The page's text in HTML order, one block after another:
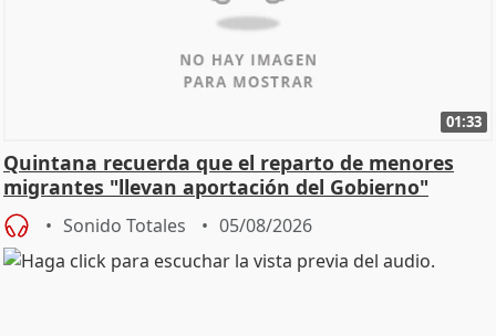
01:33
Quintana recuerda que el reparto de menores
migrantes "llevan aportación del Gobierno"
central
Sonido Totales 05/08/2026